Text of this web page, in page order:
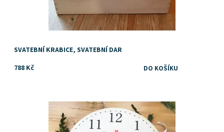
SVATEBNÍ KRABICE, SVATEBNÍ DAR
788 Kč
Oblíbený a originální svatební dar
Dostupnost:
Skladem